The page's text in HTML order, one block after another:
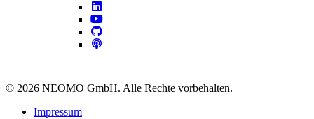
© 2026 NEOMO GmbH. Alle Rechte vorbehalten.
Impressum